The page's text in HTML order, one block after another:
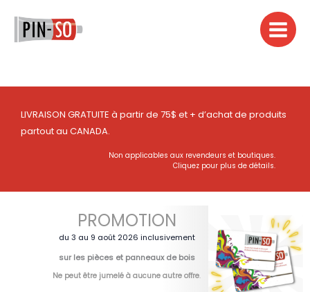
contenu
LIVRAISON GRATUITE à partir de 75$ et + d’achat de produits
partout au CANADA.
Non applicables aux revendeurs et boutiques.
Cliquez pour plus de détails.
PROMOTION
du 3 au 9 août 2026 inclusivement
sur les pièces et panneaux de bois
Ne peut être jumelé à aucune autre offre.